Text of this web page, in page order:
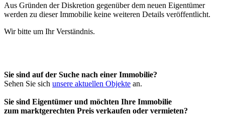
Aus Gründen der Diskretion gegenüber dem neuen Eigentümer
werden zu dieser Immobilie keine weiteren Details veröffentlicht.
Wir bitte um Ihr Verständnis.
Sie sind auf der Suche nach einer Immobilie?
Sehen Sie sich unsere aktuellen Objekte an.
Sie sind Eigentümer und möchten Ihre Immobilie
zum marktgerechten Preis verkaufen oder vermieten?